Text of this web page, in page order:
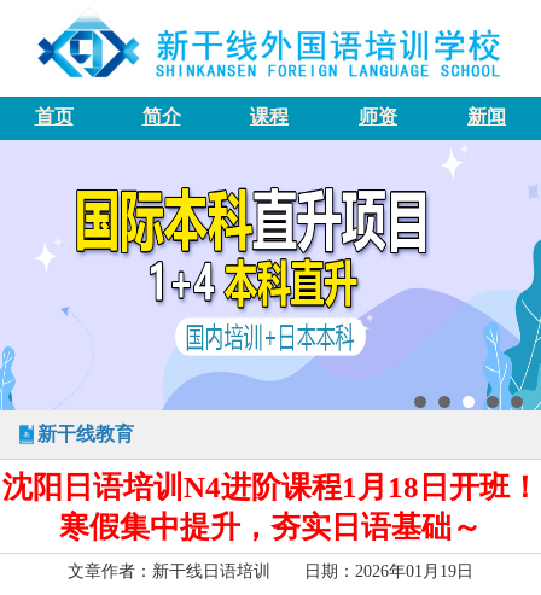
首页 简介 课程 师资 新闻
新干线教育
沈阳日语培训N4进阶课程1月18日开班！
寒假集中提升，夯实日语基础～
文章作者：新干线日语培训 日期：2026年01月19日